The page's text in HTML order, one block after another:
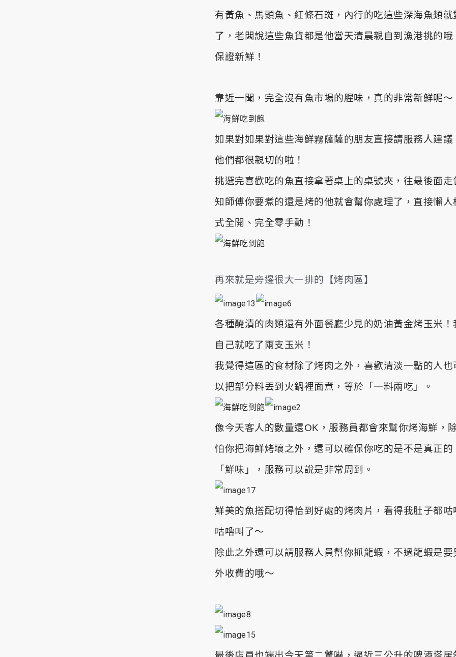
有黃魚、馬頭魚、紅條石斑，內行的吃這些深海魚類就
了，老闆說這些魚貨都是他當天清晨親自到漁港挑的哦
保證新鮮！
靠近一聞，完全沒有魚市場的腥味，真的非常新鮮呢～
如果對如果對這些海鮮霧薩薩的朋友直接請服務人建議
他們都很親切的啦！
挑選完喜歡吃的魚直接拿著桌上的桌號夾，往最後面走
知師傅你要煮的還是烤的他就會幫你處理了，直接懶人
式全開、完全零手動！
再來就是旁邊很大一排的【烤肉區】
各種醃漬的肉類還有外面餐廳少見的奶油黃金烤玉米！
自己就吃了兩支玉米！
我覺得這區的食材除了烤肉之外，喜歡清淡一點的人也
以把部分料丟到火鍋裡面煮，等於「一料兩吃」。
像今天客人的數量還OK，服務員都會來幫你烤海鮮，
怕你把海鮮烤壞之外，還可以確保你吃的是不是真正的
「鮮味」，服務可以說是非常周到。
鮮美的魚搭配切得恰到好處的烤肉片，看得我肚子都咕
咕嚕叫了～
除此之外還可以請服務人員幫你抓龍蝦，不過龍蝦是要
外收費的哦～